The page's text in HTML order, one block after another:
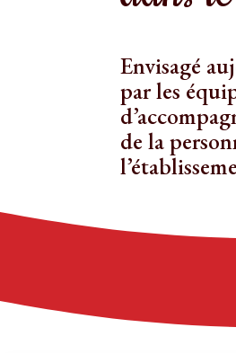
Envisagé
par les
de la